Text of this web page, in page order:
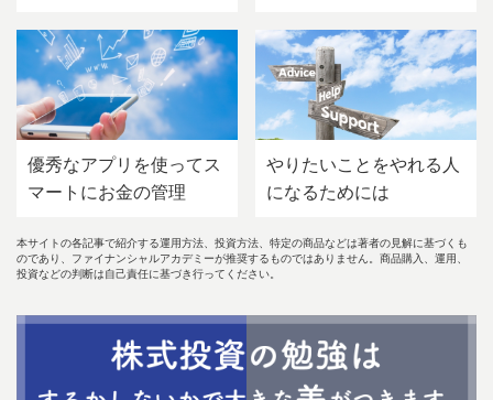
優秀なアプリを使ってス
マートにお金の管理
やりたいことをやれる人
になるためには
本サイトの各記事で紹介する運用方法、投資方法、特定の商品などは著者の見解に基づくも
のであり、ファイナンシャルアカデミーが推奨するものではありません。商品購入、運用、
投資などの判断は自己責任に基づき行ってください。